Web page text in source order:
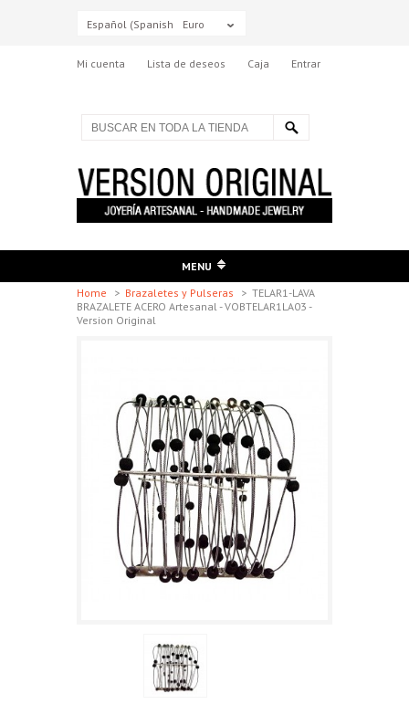
Español (Spanish) Euro
Mi cuenta Lista de deseos Caja Entrar
MENU
Home
> Brazaletes y Pulseras > TELAR1-LAVA
BRAZALETE ACERO Artesanal - VOBTELAR1LA03 -
Version Original